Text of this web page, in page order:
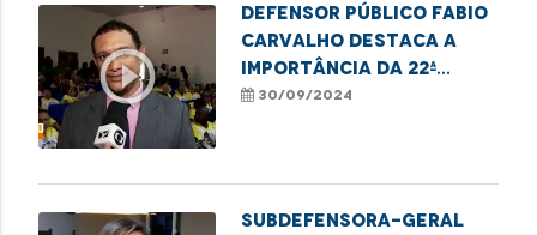
play_circle_outline
Defensor público Fabio
Carvalho destaca a
importância da 22ª
Semana do Idoso, em
30/09/2024
Subdefensora-geral